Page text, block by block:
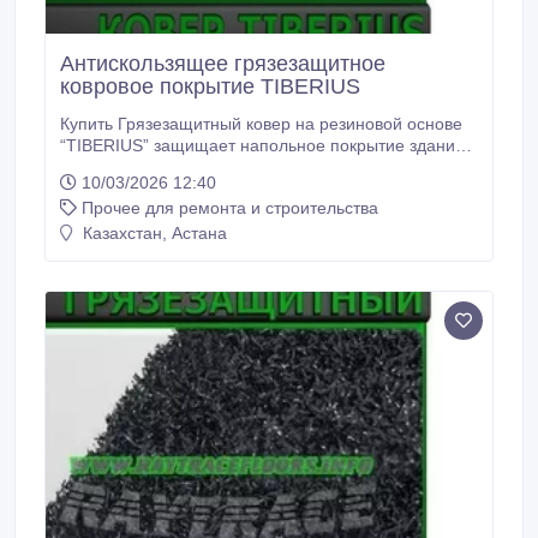
Антискользящее грязезащитное
ковровое покрытие TIBERIUS
Купить Грязезащитный ковер на резиновой основе
“TIBERIUS” защищает напольное покрытие здания
плотную ворсовую структуру, которая очищает
обувь посетителей от грязи и впитывает влагу.
Поэтому грязезащитные ковры “TIBERIUS”
10/03/2026 12:40
Прочее для ремонта и строительства
Казахстан, Астана